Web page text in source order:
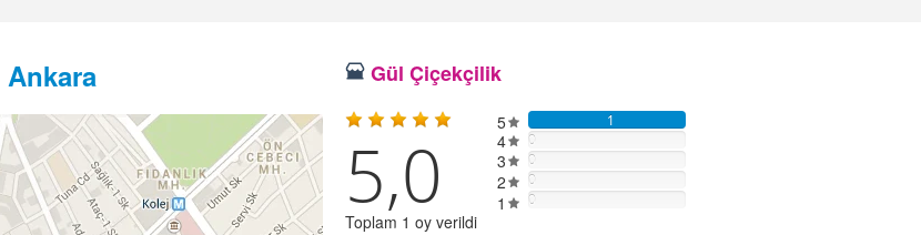
Ankara Gül Çiçekçilik
5,0
Toplam 1 oy verildi
5 1
4 0
3 0
2 0
1 0